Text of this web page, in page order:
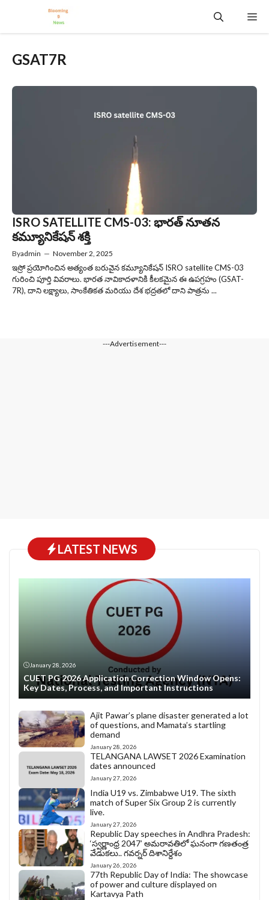
content
GSAT7R
ISRO SATELLITE CMS-03: భారత్‌ నూతన
కమ్యూనికేషన్ శక్తి
Byadmin — November 2, 2025
ఇస్రో ప్రయోగించిన అత్యంత బరువైన కమ్యూనికేషన్ ISRO satellite CMS-03
గురించి పూర్తి వివరాలు. భారత నావికాదళానికి కీలకమైన ఈ ఉపగ్రహం (GSAT-
7R), దాని లక్ష్యాలు, సాంకేతికత మరియు దేశ భద్రతలో దాని పాత్రను ...
---Advertisement---
LATEST NEWS
January 28, 2026
CUET PG 2026 Application Correction Window Opens:
Key Dates, Process, and Important Instructions
Ajit Pawar’s plane disaster generated a lot
of questions, and Mamata’s startling
demand
January 28, 2026
TELANGANA LAWSET 2026 Examination
dates announced
January 27, 2026
India U19 vs. Zimbabwe U19. The sixth
match of Super Six Group 2 is currently
live.
January 27, 2026
Republic Day speeches in Andhra Pradesh:
‘స్వర్ణాంధ్ర 2047’ అమరావతిలో ఘనంగా గణతంత్ర
వేడుకలు.. గవర్నర్ దిశానిర్దేశం
January 26, 2026
77th Republic Day of India: The showcase
of power and culture displayed on
Kartavya Path